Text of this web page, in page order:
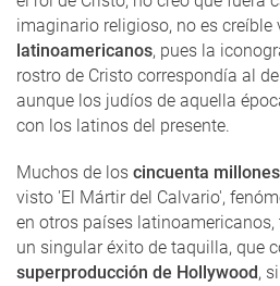
imaginario religioso, no es creíble
latinoamericanos, pues la
rostro de Cristo correspondía al
aunque los judíos de aquella
con los latinos del presente.
Muchos de los cincuenta
visto 'El Mártir del Calvario',
en otros países
un singular éxito de taquilla, que
superproducción de Hollywood,